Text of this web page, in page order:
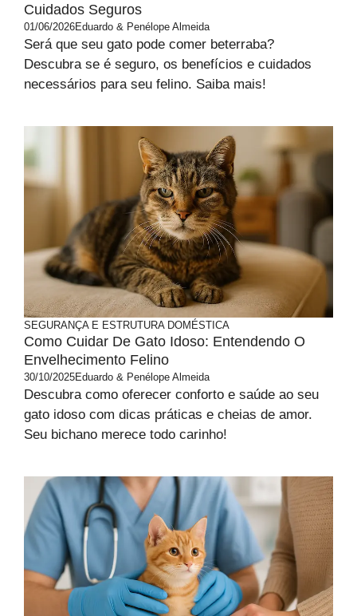
Cuidados Seguros
01/06/2026Eduardo & Penélope Almeida
Será que seu gato pode comer beterraba?
Descubra se é seguro, os benefícios e cuidados
necessários para seu felino. Saiba mais!
SEGURANÇA E ESTRUTURA DOMÉSTICA
Como Cuidar De Gato Idoso: Entendendo O
Envelhecimento Felino
30/10/2025Eduardo & Penélope Almeida
Descubra como oferecer conforto e saúde ao seu
gato idoso com dicas práticas e cheias de amor.
Seu bichano merece todo carinho!